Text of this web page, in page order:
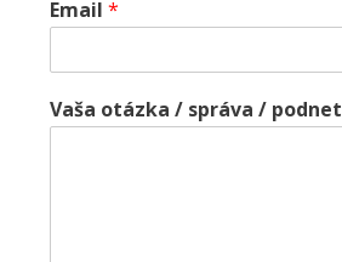
Email *
Vaša otázka / správa / podnet